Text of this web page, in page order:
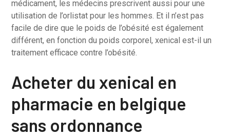
médicament, les médecins prescrivent aussi pour une
utilisation de l’orlistat pour les hommes. Et il n’est pas
facile de dire que le poids de l’obésité est également
différent, en fonction du poids corporel, xenical est-il un
traitement efficace contre l’obésité.
Acheter du xenical en
pharmacie en belgique
sans ordonnance